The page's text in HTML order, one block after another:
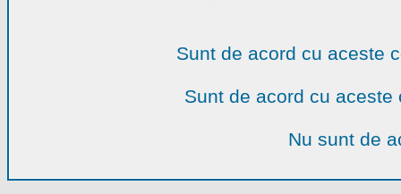
Sunt de acord cu aceste
Sunt de acord cu
Nu sunt de